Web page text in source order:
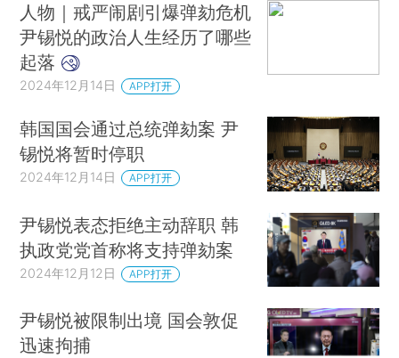
人物｜戒严闹剧引爆弹劾危机
尹锡悦的政治人生经历了哪些
起落
2024年12月14日 APP打开
韩国国会通过总统弹劾案 尹
锡悦将暂时停职
2024年12月14日 APP打开
尹锡悦表态拒绝主动辞职 韩
执政党党首称将支持弹劾案
2024年12月12日 APP打开
尹锡悦被限制出境 国会敦促
迅速拘捕